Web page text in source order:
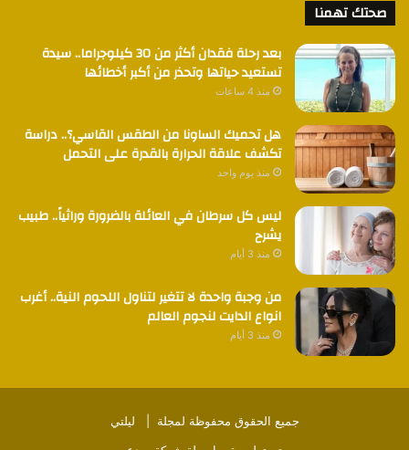
صحتك تهمنا
بعد رحلة فقدان أكثر من 30 كيلوجراما.. سيدة
تستعيد حياتها وتحذر من أكبر أخطائها
منذ 4 ساعات
هل تحميك الساونا من الطقس القاسي؟.. دراسة
تكشف علاقة الحرارة بالقدرة على التحمل
منذ يوم واحد
ليس كل سرطان في العائلة بالضرورة وراثياً.. طبيب
يشرح
منذ 3 أيام
من وجبة واحدة لا تتغير لتناول اللحوم النية.. أغرب
انواع الدايت لنجوم العالم
منذ 3 أيام
جميع الحقوق محفوظة لمجلة | ليلتي